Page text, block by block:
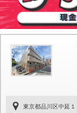
東京都品川区中延１